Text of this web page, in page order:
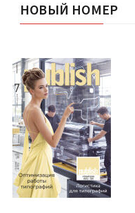
НОВЫЙ НОМЕР